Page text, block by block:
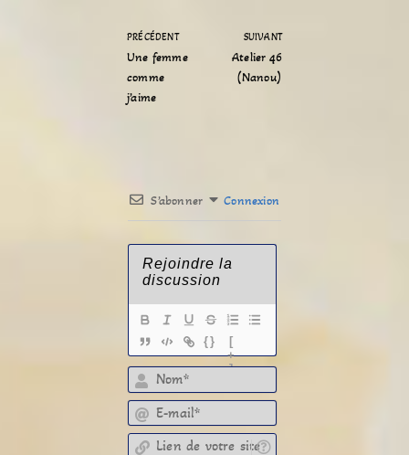
PRÉCÉDENT
Une femme
comme
j’aime
SUIVANT
Atelier 46
(Nanou)
S’abonner Connexion
{}
[
+
]